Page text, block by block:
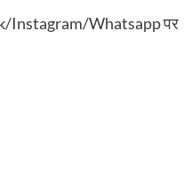
Instagram/Whatsapp पर